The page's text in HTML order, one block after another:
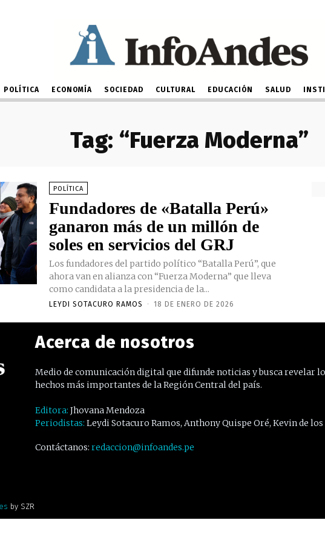
POLÍTICA ECONOMÍA SOCIEDAD CULTURAL EDUCACIÓN SALUD
Tag: “Fuerza Moderna”
POLÍTICA
Fundadores de «Batalla Perú»
ganaron más de un millón de
soles en servicios del GRJ
Los fundadores del partido político “Batalla Perú”, que
ahora van en alianza con “Fuerza Moderna” que lleva
como candidata a la presidencia de la...
LEYDI SOTACURO RAMOS - 18 DE ENERO DE 2026
Acerca de nosotros
Medio de comunicación digital que difunde noticias y busca revelar
hechos más importantes de la Región Central del país.
Editora: Jhovana Mendoza
Periodistas: Leydi Sotacuro Ramos, Anthony Quispe Oré, Kevin de los
Contáctanos: redaccion@infoandes.pe
by SZR